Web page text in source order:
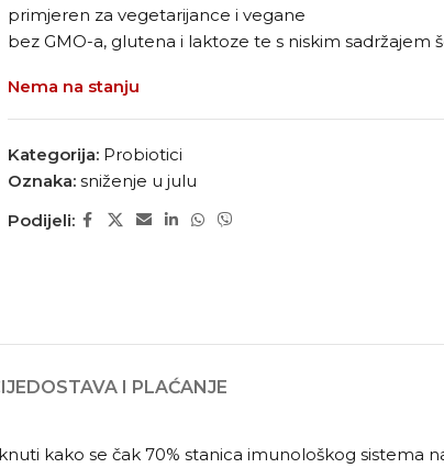
primjeren za vegetarijance i vegane
bez GMO-a, glutena i laktoze te s niskim sadržajem
Nema na stanju
Kategorija: Probiotici
Oznaka: sniženje u julu
Podijeli:
DOSTAVA I PLAĆANJE
kako se čak 70% stanica imunološkog sistema